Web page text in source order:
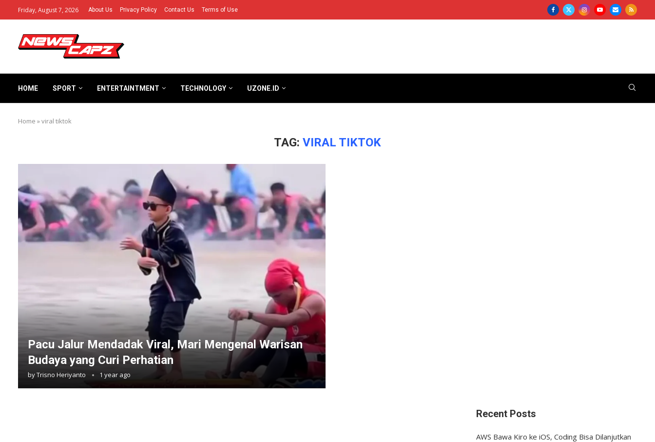
Friday, August 7, 2026 About Us Privacy Policy Contact Us Terms of Use
HOME SPORT ENTERTAINTMENT TECHNOLOGY UZONE.ID
Home »viral tiktok
TAG: VIRAL TIKTOK
Pacu Jalur Mendadak Viral, Mari Mengenal Warisan
Budaya yang Curi Perhatian
byTrisno Heriyanto 1 year ago
Recent Posts
AWS Bawa Kiro ke iOS, Coding Bisa Dilanjutkan